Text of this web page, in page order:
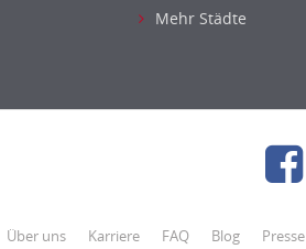
Mehr Städte
Über uns Karriere FAQ Blog Presse